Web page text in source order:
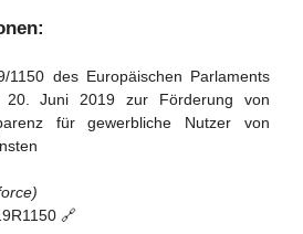
1150 des Europäischen Parlaments
Juni 2019 zur Förderung von
für gewerbliche Nutzer von
🔗